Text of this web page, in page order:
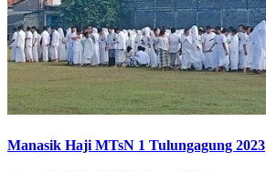
Manasik Haji MTsN 1 Tulungagung 2023